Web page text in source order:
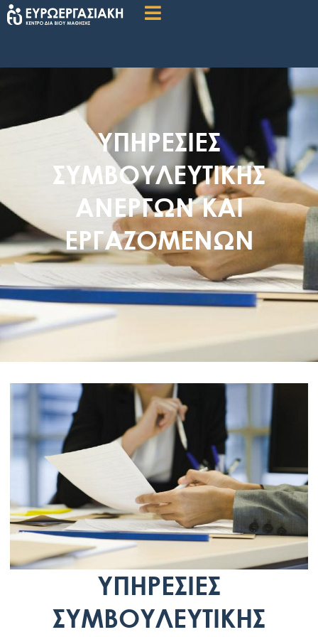
ΥΠΗΡΕΣΙΕΣ
ΣΥΜΒΟΥΛΕΥΤΙΚΗΣ
ΑΝΕΡΓΩΝ ΚΑΙ
ΕΡΓΑΖΟΜΕΝΩΝ
ΥΠΗΡΕΣΙΕΣ
ΣΥΜΒΟΥΛΕΥΤΙΚΗΣ